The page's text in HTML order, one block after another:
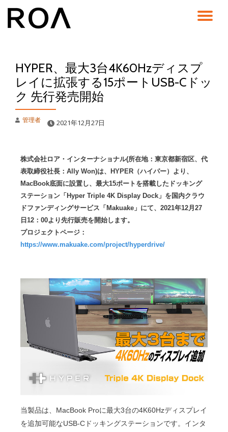
HYPER、最大3台4K60Hzディスプ
レイに拡張する15ポートUSB-Cドッ
ク 先行発売開始
管理者 2021年12月27日
株式会社ロア・インターナショナル(所在地：東京都新宿区、代
表取締役社長：Ally Won)は、HYPER（ハイパー）より、
MacBook底面に設置し、最大15ポートを搭載したドッキング
ステーション「Hyper Triple 4K Display Dock」を国内クラウ
ドファンディングサービス「Makuake」にて、2021年12月27
日12：00より先行販売を開始します。
プロジェクトページ：
https://www.makuake.com/project/hyperdrive/
当製品は、MacBook Proに最大3台の4K60Hzディスプレイ
を追加可能なUSB-Cドッキングステーションです。インタ